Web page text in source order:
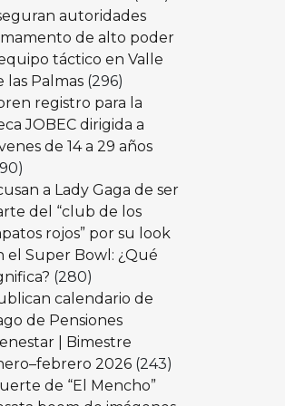
autoridades
de alto poder
táctico en Valle
las Palmas (296)
registro para la
JOBEC dirigida a
de 14 a 29 años
a Lady Gaga de ser
del “club de los
rojos” por su look
el Super Bowl: ¿Qué
(280)
calendario de
de Pensiones
| Bimestre
2026 (243)
de “El Mencho”